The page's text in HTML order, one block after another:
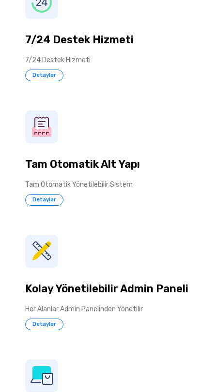
7/24 Destek Hizmeti
7/24 Destek Hizmeti
Detaylar
Tam Otomatik Alt Yapı
Tam Otomatik Yönetilebilir Sistem
Detaylar
Kolay Yönetilebilir Admin Paneli
Her Alanlar Admin Panelinden Yönetilir
Detaylar